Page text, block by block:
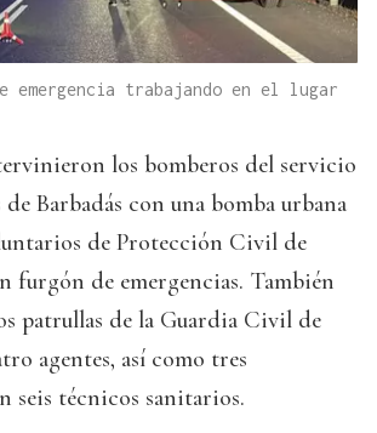
emergencia trabajando en el lugar
los bomberos del servicio
de Barbadás con una bomba urbana
de Protección Civil de
furgón de emergencias. También
patrullas de la Guardia Civil de
agentes, así como tres
seis técnicos sanitarios.